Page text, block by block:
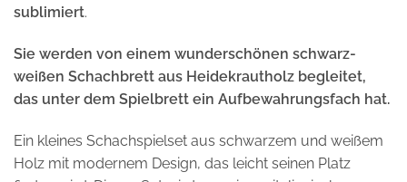
sublimiert.
Sie werden von einem wunderschönen schwarz-
weißen Schachbrett aus Heidekrautholz begleitet,
das unter dem Spielbrett ein Aufbewahrungsfach hat.
Ein kleines Schachspielset aus schwarzem und weißem
Holz mit modernem Design, das leicht seinen Platz